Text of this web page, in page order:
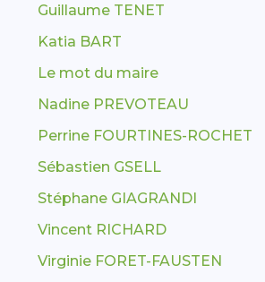
Guillaume TENET
Katia BART
Le mot du maire
Nadine PREVOTEAU
Perrine FOURTINES-ROCHET
Sébastien GSELL
Stéphane GIAGRANDI
Vincent RICHARD
Virginie FORET-FAUSTEN